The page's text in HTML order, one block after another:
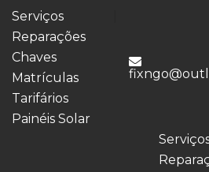
Serviços
Reparações
Chaves
Matrículas
Tarifários
Painéis Solar